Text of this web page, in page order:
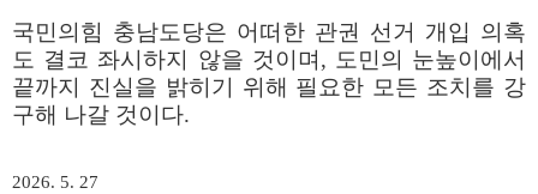
국민의힘 충남도당은 어떠한 관권 선거 개입 의혹
도 결코 좌시하지 않을 것이며 , 도민의 눈높이에서
끝까지 진실을 밝히기 위해 필요한 모든 조치를 강
구해 나갈 것이다.
2026. 5. 27